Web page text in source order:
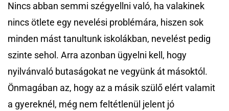
Nincs abban semmi szégyellni való, ha valakinek
nincs ötlete egy nevelési problémára, hiszen sok
minden mást tanultunk iskolákban, nevelést pedig
szinte sehol. Arra azonban ügyelni kell, hogy
nyilvánvaló butaságokat ne vegyünk át másoktól.
Önmagában az, hogy az a másik szülő elért valamit
a gyereknél, még nem feltétlenül jelent jó